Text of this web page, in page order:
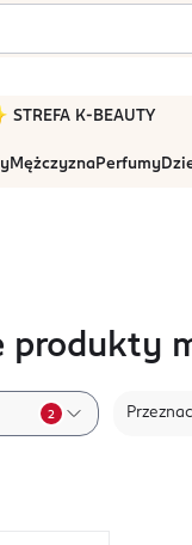
STREFA K-BEAUTY
MężczyznaPerfumy
produkty
2